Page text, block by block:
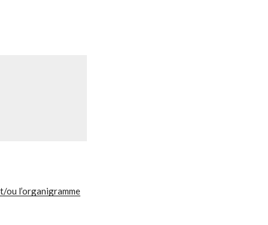
ou l’organigramme